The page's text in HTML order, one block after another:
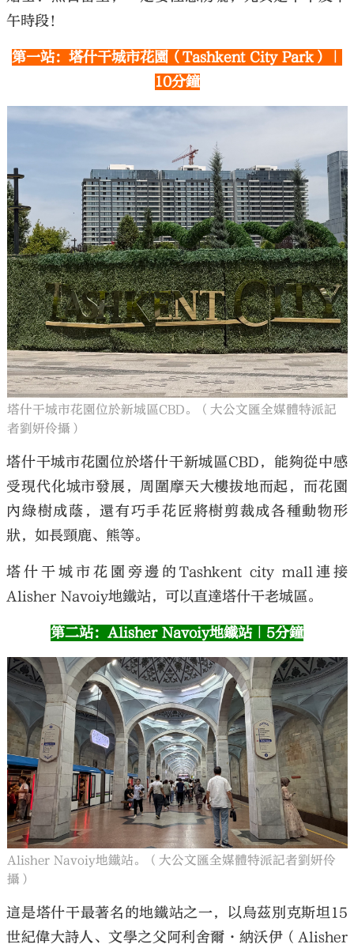
午時段！
第一站：塔什干城市花園（Tashkent City Park）｜
10分鐘
塔什干城市花園位於新城區CBD。（大公文匯全媒體特派記
者劉妍伶攝）
塔什干城市花園位於塔什干新城區CBD，能夠從中感
受現代化城市發展，周圍摩天大樓拔地而起，而花園
內綠樹成蔭，還有巧手花匠將樹剪裁成各種動物形
狀，如長頸鹿、熊等。
塔什干城市花園旁邊的Tashkent city mall連接
Alisher Navoiy地鐵站，可以直達塔什干老城區。
第二站：Alisher Navoiy地鐵站｜5分鐘
Alisher Navoiy地鐵站。（大公文匯全媒體特派記者劉妍伶
攝）
這是塔什干最著名的地鐵站之一，以烏茲別克斯坦15
世紀偉大詩人、文學之父阿利舍爾·納沃伊（Alisher